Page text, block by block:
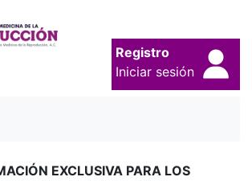
Registro
Iniciar sesión
EXCLUSIVA PARA LOS